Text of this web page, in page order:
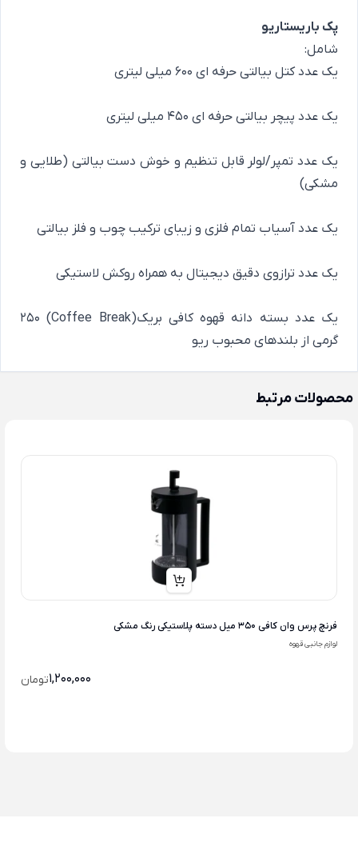
پک باریستاریو
شامل:
یک عدد کتل بیالتی حرفه ای 600 میلی لیتری
یک عدد پیچر بیالتی حرفه ای 450 میلی لیتری
یک عدد تمپر/لولر قابل تنظیم و خوش دست بیالتی (طلایی و
مشکی)
یک عدد آسیاب تمام فلزی و زیبای ترکیب چوب و فلز بیالتی
یک عدد ترازوی دقیق دیجیتال به همراه روکش لاستیکی
یک عدد بسته دانه قهوه کافی بریک(Coffee Break) 250
گرمی از بلندهای محبوب ریو
محصولات مرتبط
فرنچ پرس وان کافی 350 میل دسته پلاستیکی رنگ مشکی
لوازم جانبی قهوه
1,200,000تومان